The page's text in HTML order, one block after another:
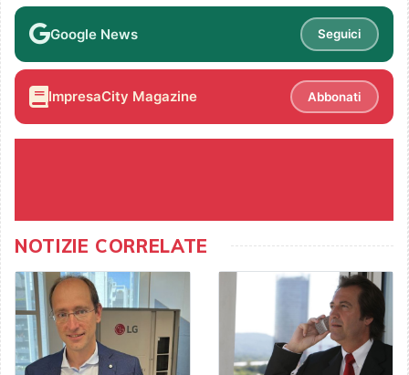
Google News Seguici
ImpresaCity Magazine Abbonati
NOTIZIE CORRELATE